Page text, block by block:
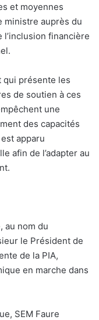
et moyennes
ministre auprès du
l’inclusion financière
qui présente les
de soutien à ces
une
des capacités
apparu
afin de l’adapter au
au nom du
le Président de
de la PIA,
en marche dans
SEM Faure